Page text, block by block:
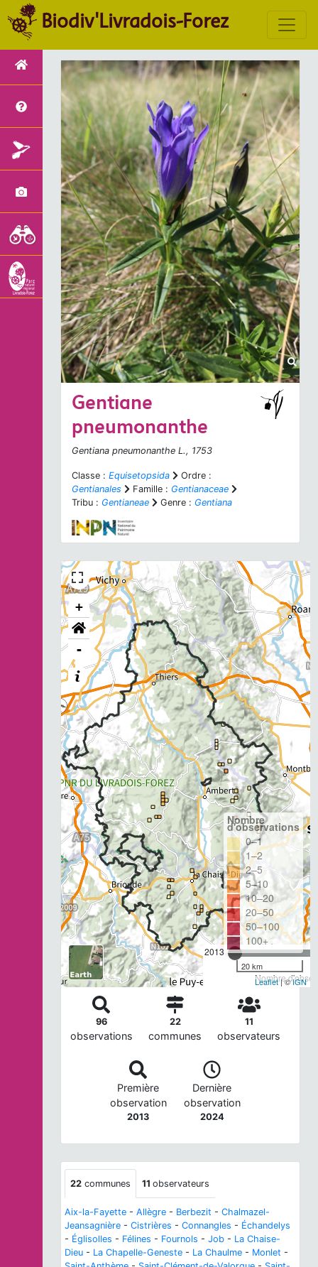
Biodiv'Livradois-Forez
Gentiane
pneumonanthe
Gentiana pneumonanthe L., 1753
Classe : Equisetopsida
Ordre :
Gentianales
Famille : Gentianaceae
Tribu : Gentianeae Genre : Gentiana
+
-
2013
Nombre
Nombre
d'observations
0–1
1–2
2–5
5–10
10–20
20–50
50–100
100+
20 km
Leaflet| ©IGN
96
observations
22
communes
11
observateurs
Première
observation
2013
Dernière
observation
2024
22 communes 11 observateurs
Aix-la-Fayette - Allègre - Berbezit - Chalmazel-
Jeansagnière - Cistrières - Connangles - Échandelys
- Églisolles - Félines - Fournols - Job - La Chaise-
Dieu - La Chapelle-Geneste - La Chaulme - Monlet -